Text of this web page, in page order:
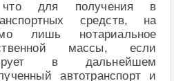
что для получения в
средств, на
лишь нотариальное
массы, если
в дальнейшем
автотранспорт и